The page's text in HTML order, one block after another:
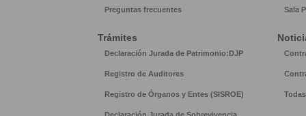
Preguntas frecuentes Sala
Trámites
Declaración Jurada de Patrimonio:DJP
Registro de Auditores
Registro de Órganos y Entes (SISROE)